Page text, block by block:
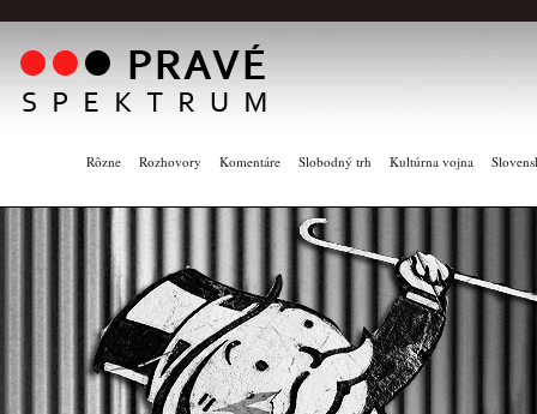
Rôzne Rozhovory Komentáre Slobodný trh Kultúrna vojna